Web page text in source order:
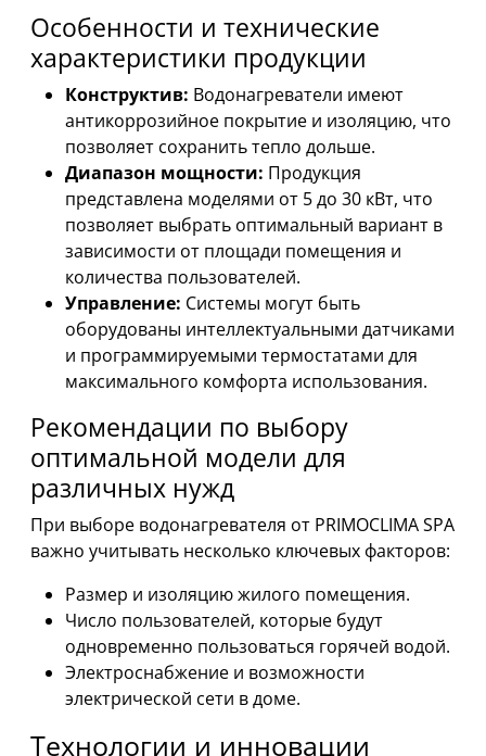
Особенности и технические
характеристики продукции
Конструктив: Водонагреватели имеют
антикоррозийное покрытие и изоляцию, что
позволяет сохранить тепло дольше.
Диапазон мощности: Продукция
представлена моделями от 5 до 30 кВт, что
позволяет выбрать оптимальный вариант в
зависимости от площади помещения и
количества пользователей.
Управление: Системы могут быть
оборудованы интеллектуальными датчиками
и программируемыми термостатами для
максимального комфорта использования.
Рекомендации по выбору
оптимальной модели для
различных нужд
При выборе водонагревателя от PRIMOCLIMA SPA
важно учитывать несколько ключевых факторов:
Размер и изоляцию жилого помещения.
Число пользователей, которые будут
одновременно пользоваться горячей водой.
Электроснабжение и возможности
электрической сети в доме.
Технологии и инновации